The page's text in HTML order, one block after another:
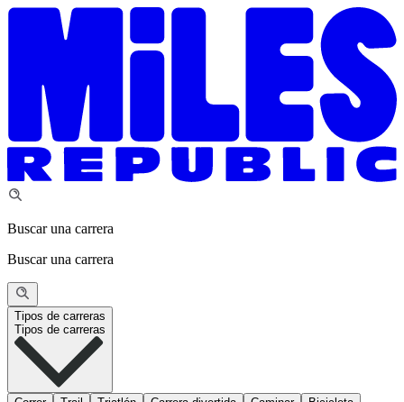
Buscar una carrera
Buscar una carrera
Tipos de carreras
Tipos de carreras